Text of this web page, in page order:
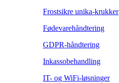
Frostsikre unika-krukker
Fødevarehåndtering
GDPR-håndtering
Inkassobehandling
IT- og WiFi-løsninger